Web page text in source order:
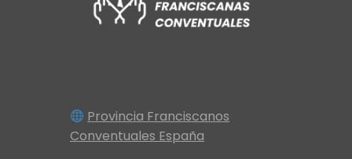
Provincia Franciscanos
Conventuales España